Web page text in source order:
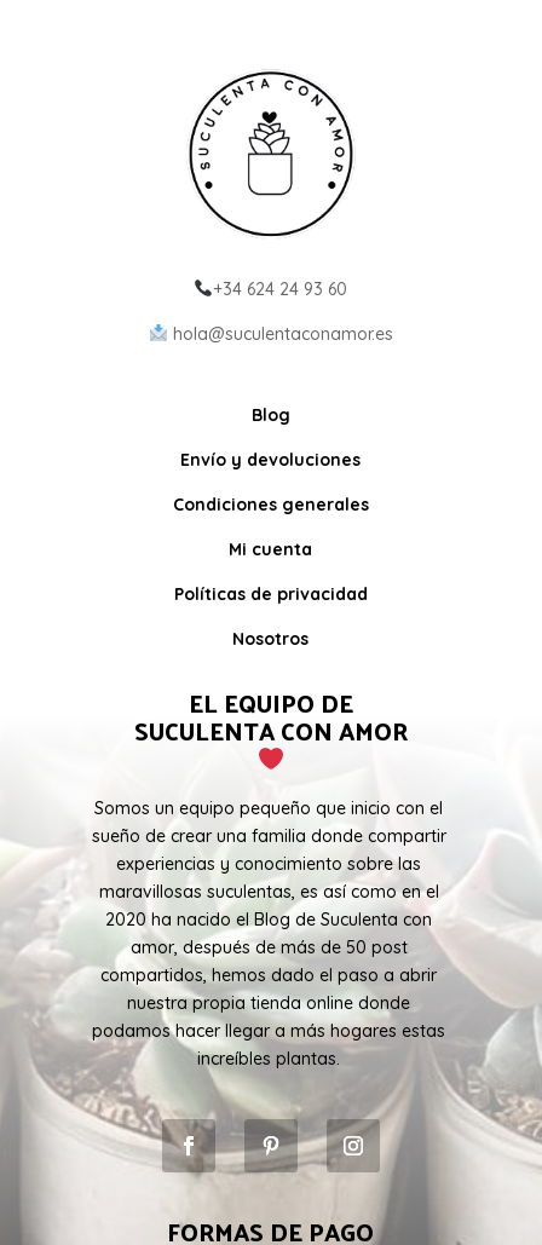
+34 624 24 93 60
hola@suculentaconamor.es
Blog
Envío y devoluciones
Condiciones generales
Mi cuenta
Políticas de privacidad
Nosotros
EL EQUIPO DE
SUCULENTA CON AMOR
Somos un equipo pequeño que inicio con el
sueño de crear una familia donde compartir
experiencias y conocimiento sobre las
maravillosas suculentas, es así como en el
2020 ha nacido el Blog de Suculenta con
amor, después de más de 50 post
compartidos, hemos dado el paso a abrir
nuestra propia tienda online donde
podamos hacer llegar a más hogares estas
increíbles plantas.
FORMAS DE PAGO